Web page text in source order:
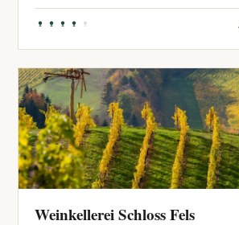
Weinkellerei Schloss Fels